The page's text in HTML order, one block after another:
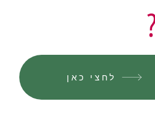
לחצי כאן